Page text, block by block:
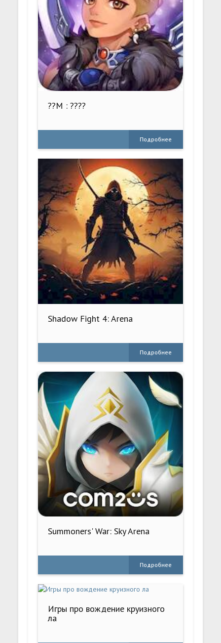
??M : ????
Подробнее
Shadow Fight 4: Arena
Подробнее
Summoners' War: Sky Arena
Подробнее
Игры про вождение круизного
ла